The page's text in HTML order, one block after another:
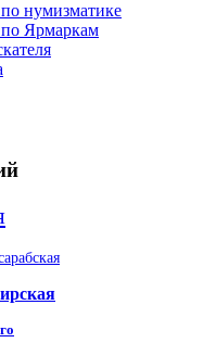
нумизматике
Ярмаркам